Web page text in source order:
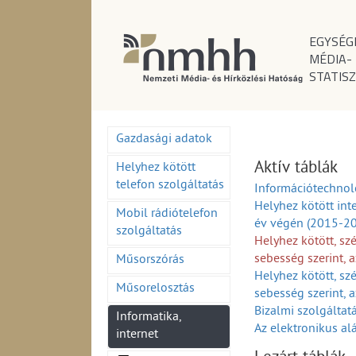
MÉDIA-
Gazdasági adatok
Helyhez kötött
telefon szolgáltatás
Mobil rádiótelefon
szolgáltatás
Műsorszórás
Műsorelosztás
Informatika,
internet
Aktív táblák
Helyhez kötött
év végén (2015-
Helyhez kötött,
sebesség szerint,
Helyhez kötött,
sebesség szerint,
Bizalmi
Az elektronikus
szolgáltatás